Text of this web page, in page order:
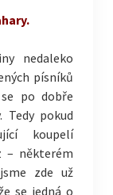
nedaleko
písníků
po dobře
Tedy pokud
koupelí
– některém
zde už
se jedná o